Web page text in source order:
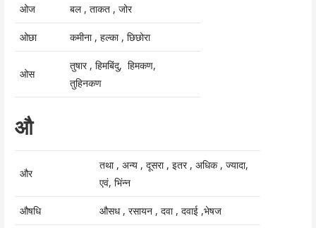
ओज बल , ताकत , जोर
ओछा कमीना , हल्का , छिछोरा
ओस
तुषार , हिमबिंदु, हिमकण,
तुहिनकण
औ
और
तथा , अन्य , दूसरा , इतर , अधिक , ज्यादा,
एवं, भिंन्न
औषधि औसध , रसायन , दवा , दवाई ,भेषज